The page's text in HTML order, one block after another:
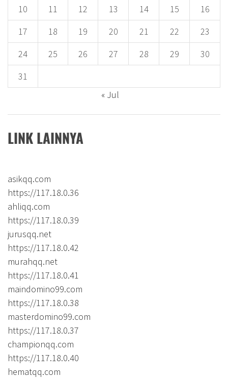
10
11 12 13 14 15
16
17
18 19 20 21 22
23
24
25 26 27 28 29
30
31
« Jul
LINK LAINNYA
asikqq.com
https://117.18.0.36
ahliqq.com
https://117.18.0.39
jurusqq.net
https://117.18.0.42
murahqq.net
https://117.18.0.41
maindomino99.com
https://117.18.0.38
masterdomino99.com
https://117.18.0.37
championqq.com
https://117.18.0.40
hematqq.com